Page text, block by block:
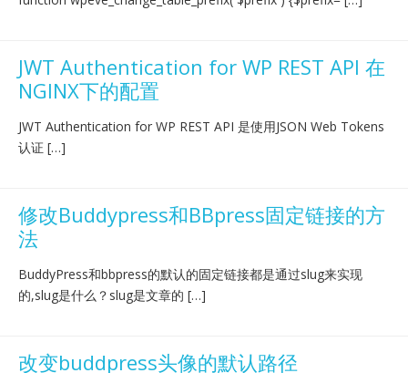
JWT Authentication for WP REST API 在
NGINX下的配置
JWT Authentication for WP REST API 是使用JSON Web Tokens
认证 […]
修改Buddypress和BBpress固定链接的方
法
BuddyPress和bbpress的默认的固定链接都是通过slug来实现
的,slug是什么？slug是文章的 […]
改变buddpress头像的默认路径